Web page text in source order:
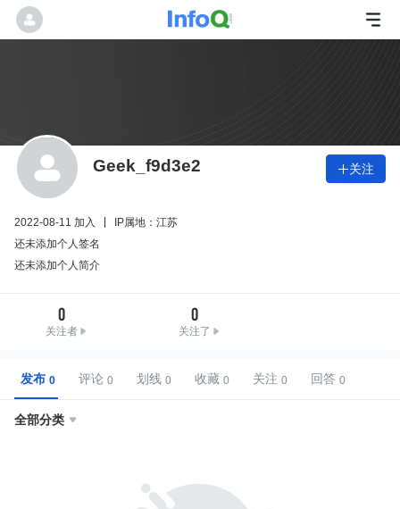
Geek_f9d3e2 关注
2022-08-11 加入
IP属地：江苏
还未添加个人签名
还未添加个人简介
0
关注者
0
关注了
发布 评论 划线 收藏 关注 回答
全部分类 